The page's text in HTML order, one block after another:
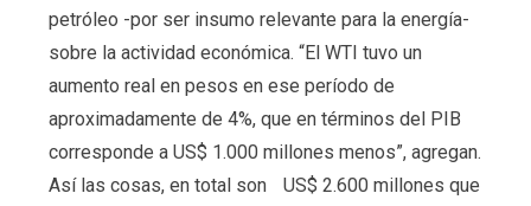
petróleo -por ser insumo relevante para la energía-
sobre la actividad económica. “El WTI tuvo un
aumento real en pesos en ese período de
aproximadamente de 4%, que en términos del PIB
corresponde a US$ 1.000 millones menos”, agregan.
Así las cosas, en total son US$ 2.600 millones que